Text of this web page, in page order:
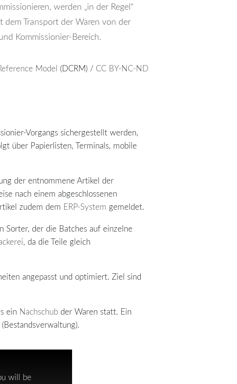
werden „in der Regel“
dem Transport der Waren von der
Kommissionier-Bereich.
Model (DCRM) / CC BY-NC-ND
Vorgangs sichergestellt werden,
über Papierlisten, Terminals, mobile
der entnommene Artikel der
nach einem abgeschlossenen
zudem dem ERP-System gemeldet.
Sorter, der die Batches auf einzelne
, da die Teile gleich
angepasst und optimiert. Ziel sind
ein Nachschubder Waren statt. Ein
will be